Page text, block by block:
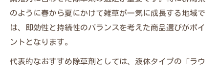
のように春から夏にかけて雑草が一気に成長する地域で
は、即効性と持続性のバランスを考えた商品選びがポイ
ントとなります。
代表的なおすすめ除草剤としては、液体タイプの「ラウ